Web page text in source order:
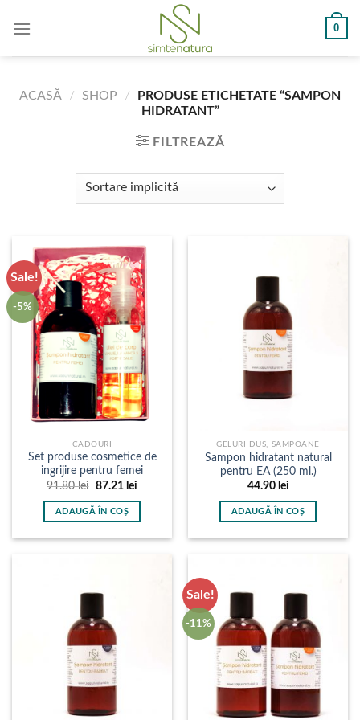
0
ACASĂ / SHOP /
PRODUSE ETICHETATE “SAMPON
HIDRATANT”
FILTREAZĂ
Sale!
-5%
CADOURI
Set produse cosmetice de
ingrijire pentru femei
91.80lei
Prețul
a
fost:
87.21 leiPrețul
este:
ADAUGĂ ÎN COȘ
GELURI DUS, SAMPOANE
Sampon hidratant natural
pentru EA (250 ml.)
44.90 lei
ADAUGĂ ÎN COȘ
Sale!
-11%